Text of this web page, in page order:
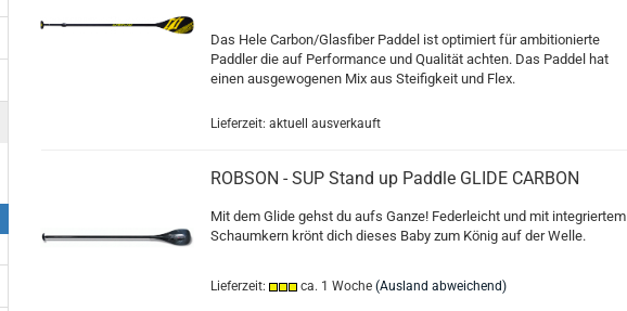
Das Hele Carbon/Glasfiber Paddel ist optimiert für ambitionierte
Paddler die auf Performance und Qualität achten. Das Paddel hat
einen ausgewogenen Mix aus Steifigkeit und Flex.
Lieferzeit: aktuell ausverkauft
ROBSON - SUP Stand up Paddle GLIDE CARBON
Mit dem Glide gehst du aufs Ganze! Federleicht und mit integriertem
Schaumkern krönt dich dieses Baby zum König auf der Welle.
Lieferzeit: ca. 1 Woche (Ausland abweichend)